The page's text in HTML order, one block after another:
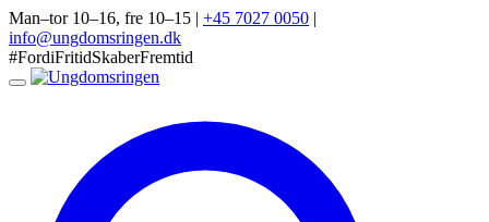
Man–tor 10–16, fre 10–15 | +45 7027 0050 |
info@ungdomsringen.dk
#FordiFritidSkaberFremtid